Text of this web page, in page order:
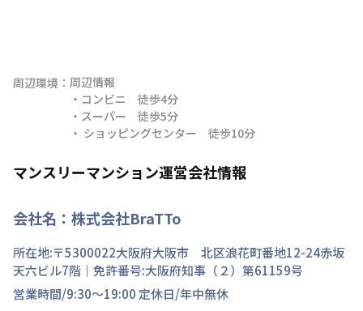
周辺環境： 周辺情報
・コンビニ　徒歩4分
・スーパー　徒歩5分
・ ショッピングセンター　徒歩10分
マンスリーマンション運営会社情報
会社名： 株式会社BraTTo
所在地:〒5300022大阪府大阪市 北区浪花町番地12-24赤坂
天六ビル7階 ｜免許番号:大阪府知事（２）第61159号
営業時間/9:30～19:00 定休日/年中無休